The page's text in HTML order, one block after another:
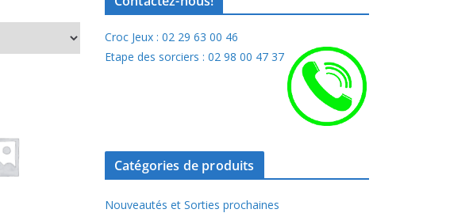
Croc Jeux : 02 29 63 00 46
Etape des sorciers : 02 98 00 47 37
Catégories de produits
Nouveautés et Sorties prochaines